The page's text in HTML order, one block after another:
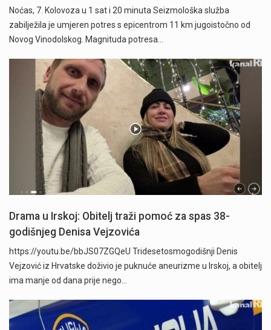
Noćas, 7. Kolovoza u 1 sat i 20 minuta Seizmološka služba
zabilježila je umjeren potres s epicentrom 11 km jugoistočno od
Novog Vinodolskog. Magnituda potresa…
Drama u Irskoj: Obitelj traži pomoć za spas 38-
godišnjeg Denisa Vejzovića
https://youtu.be/bbJS07ZGQeU Tridesetosmogodišnji Denis
Vejzović iz Hrvatske doživio je puknuće aneurizme u Irskoj, a obitelj
ima manje od dana prije nego…